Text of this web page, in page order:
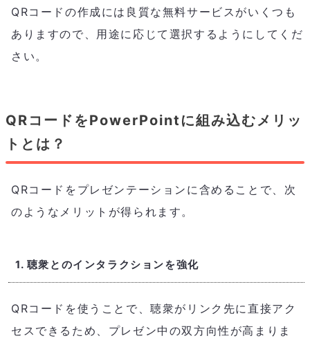
QRコードの作成には良質な無料サービスがいくつも
ありますので、用途に応じて選択するようにしてくだ
さい。
QRコードをPowerPointに組み込むメリッ
トとは？
QRコードをプレゼンテーションに含めることで、次
のようなメリットが得られます。
1. 聴衆とのインタラクションを強化
QRコードを使うことで、聴衆がリンク先に直接アク
セスできるため、プレゼン中の双方向性が高まりま